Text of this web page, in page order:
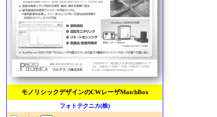
モノリシックデザインのCWレーザMatchBox
フォトテクニカ(株)